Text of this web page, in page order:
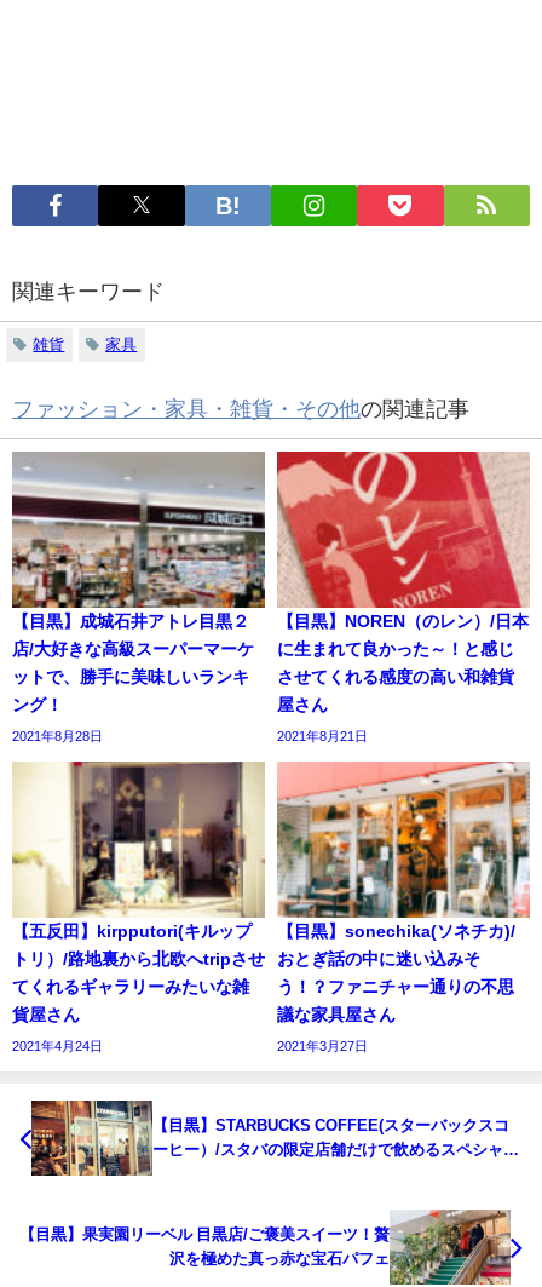
関連キーワード
雑貨 家具
ファッション・家具・雑貨・その他の関連記事
【目黒】成城石井アトレ目黒２
店/大好きな高級スーパーマーケ
ットで、勝手に美味しいランキ
ング！
2021年8月28日
【目黒】NOREN（のレン）/日本
に生まれて良かった～！と感じ
させてくれる感度の高い和雑貨
屋さん
2021年8月21日
【五反田】kirpputori(キルップ
トリ）/路地裏から北欧へtripさせ
てくれるギャラリーみたいな雑
貨屋さん
2021年4月24日
【目黒】sonechika(ソネチカ)/
おとぎ話の中に迷い込みそ
う！？ファニチャー通りの不思
議な家具屋さん
2021年3月27日
【目黒】STARBUCKS COFFEE(スターバックスコ
ーヒー）/スタバの限定店舗だけで飲めるスペシャル
【目黒】果実園リーベル 目黒店/ご褒美スイーツ！贅
沢を極めた真っ赤な宝石パフェ